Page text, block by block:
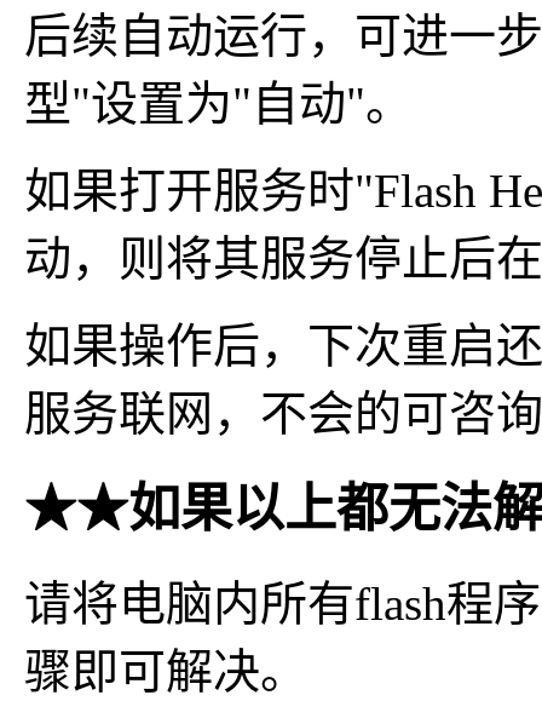
后续自动运行，可进一
型"设置为"自动"。
如果打开服务时"Flash
动，则将其服务停止后
如果操作后，下次重启
服务联网，不会的可咨
★★如果以上都无法
请将电脑内所有flash程
骤即可解决。